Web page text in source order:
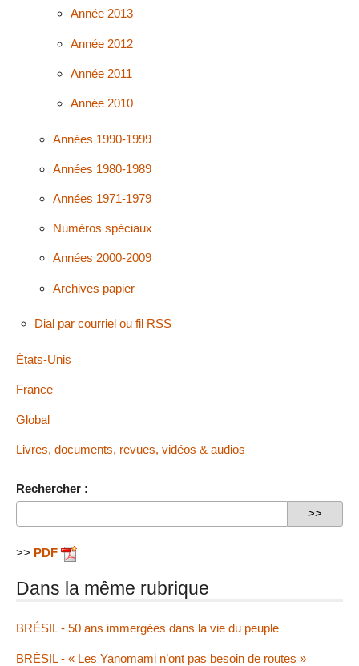
Année 2013
Année 2012
Année 2011
Année 2010
Années 1990-1999
Années 1980-1989
Années 1971-1979
Numéros spéciaux
Années 2000-2009
Archives papier
Dial par courriel ou fil RSS
États-Unis
France
Global
Livres, documents, revues, vidéos & audios
Rechercher :
>> PDF
Dans la même rubrique
BRÉSIL - 50 ans immergées dans la vie du peuple
BRÉSIL - « Les Yanomami n’ont pas besoin de routes »